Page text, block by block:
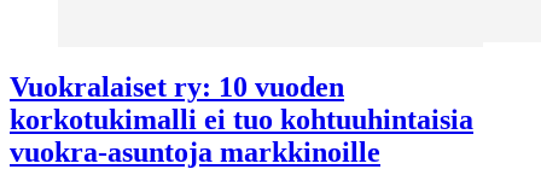
Vuokralaiset ry: 10 vuoden
korkotukimalli ei tuo kohtuuhintaisia
vuokra-asuntoja markkinoille